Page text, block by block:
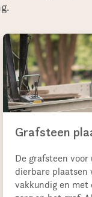
Grafsteen
De grafsteen voor
dierbare plaatsen
vakkundig en met